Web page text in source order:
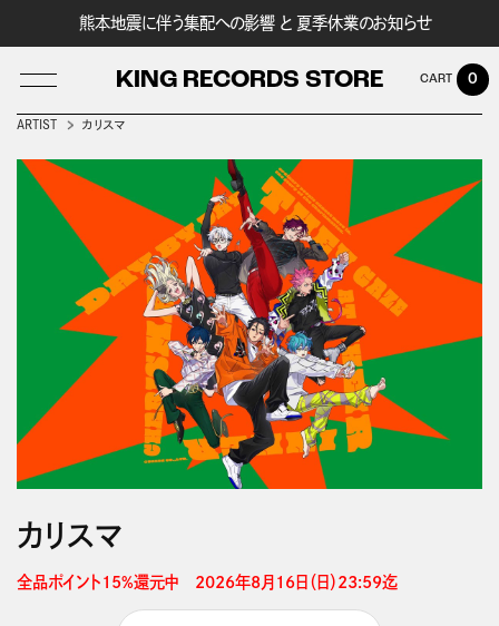
熊本地震に伴う集配への影響 と 夏季休業のお知らせ
KING RECORDS STORE
LOG IN
0
ARTIST カリスマ
カリスマ
全品ポイント15%還元中　2026年8月16日（日）23:59迄